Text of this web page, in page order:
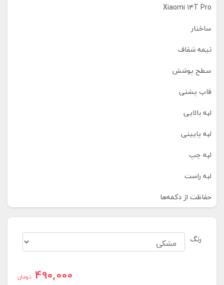
Xiaomi ۱۴T Pro
ساختار
نیمه شفاف
سطح پوشش
قاب پشتی
لبه بالایی
لبه پایینی
لبه چپ
لبه راست
حفاظت از دکمه‌ها
رنگ
490,000 تومان